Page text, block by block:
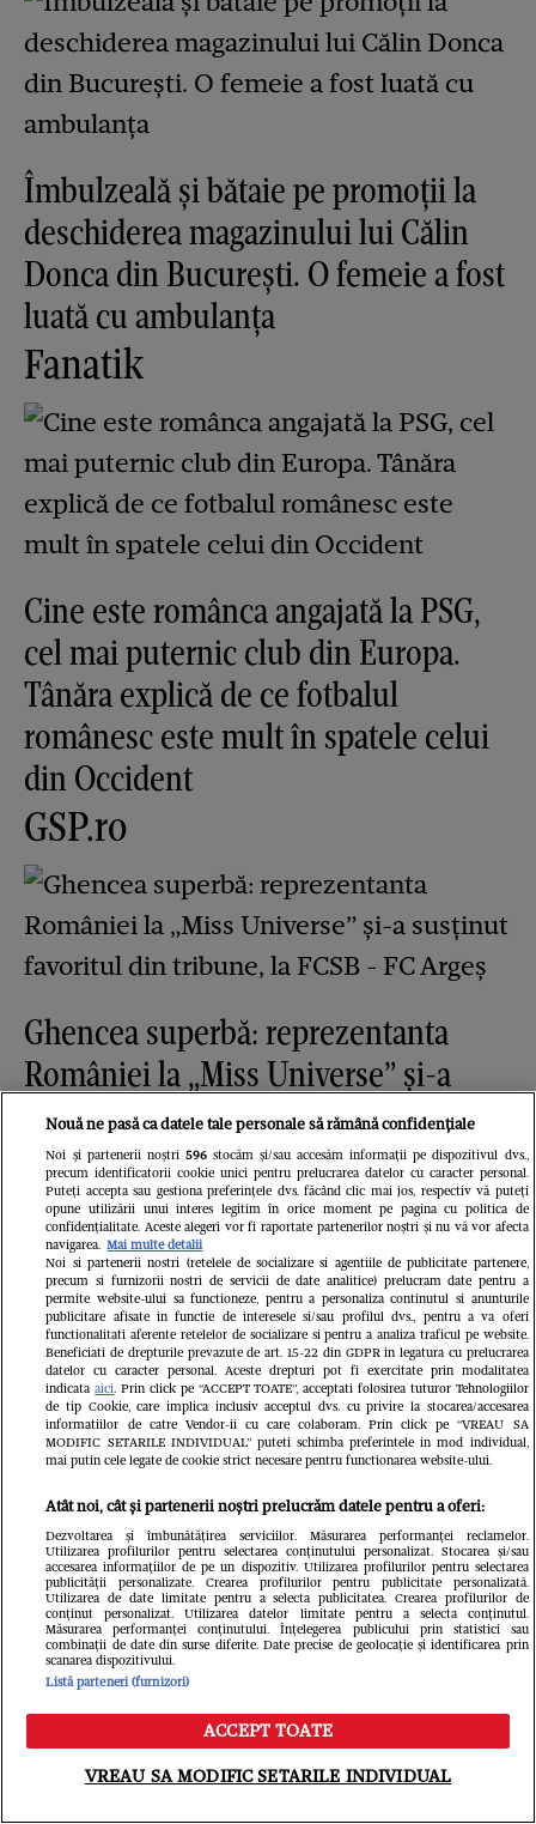
Îmbulzeală și bătaie pe promoții la
deschiderea magazinului lui Călin
Donca din București. O femeie a fost
luată cu ambulanța
Fanatik
Cine este românca angajată la PSG,
cel mai puternic club din Europa.
Tânăra explică de ce fotbalul
românesc este mult în spatele celui
din Occident
GSP.ro
Ghencea superbă: reprezentanta
României la „Miss Universe” și-a
susținut favoritul din tribune, la
FCSB - FC Argeș
Redactia.ro
Cum a fost Denise Rifai înșelată de
fostul iubit? Prezentatoarea a făcut
dezvăluirea în direct, la TV
Libertatea.ro
Meniu Caută
Nouă ne pasă ca datele tale personale să rămână confidențiale
Noi și partenerii noștri 596stocăm și/sau accesăm informații pe dispozitivul dvs.,
precum identificatorii cookie unici pentru prelucrarea datelor cu caracter personal.
Puteți accepta sau gestiona preferințele dvs. făcând clic mai jos, respectiv vă puteți
opune utilizării unui interes legitim în orice moment pe pagina cu politica de
confidențialitate. Aceste alegeri vor fi raportate partenerilor noștri și nu vă vor afecta
navigarea. Mai multe detalii
Noi si partenerii nostri (retelele de socializare si agentiile de publicitate partenere,
precum si furnizorii nostri de servicii de date analitice) prelucram date pentru a
permite website-ului sa functioneze, pentru a personaliza continutul si anunturile
publicitare afisate in functie de interesele si/sau profilul dvs., pentru a va oferi
functionalitati aferente retelelor de socializare si pentru a analiza traficul pe website.
Beneficiati de drepturile prevazute de art. 15-22 din GDPR in legatura cu prelucrarea
datelor cu caracter personal. Aceste drepturi pot fi exercitate prin modalitatea
indicataaici. Prin click pe “ACCEPT TOATE”, acceptati folosirea tuturor Tehnologiilor
de tip Cookie, care implica inclusiv acceptul dvs. cu privire la stocarea/accesarea
informatiilor de catre Vendor-ii cu care colaboram. Prin click pe “VREAU SA
MODIFIC SETARILE INDIVIDUAL” puteti schimba preferintele in mod individual,
mai putin cele legate de cookie strict necesare pentru functionarea website-ului.
Atât noi, cât și partenerii noștri prelucrăm datele pentru a oferi:
Dezvoltarea și îmbunătățirea serviciilor. Măsurarea performanței reclamelor.
Utilizarea profilurilor pentru selectarea conținutului personalizat. Stocarea și/sau
accesarea informațiilor de pe un dispozitiv. Utilizarea profilurilor pentru selectarea
publicității personalizate. Crearea profilurilor pentru publicitate personalizată.
Utilizarea de date limitate pentru a selecta publicitatea. Crearea profilurilor de
conținut personalizat. Utilizarea datelor limitate pentru a selecta conținutul.
Măsurarea performanței conținutului. Înțelegerea publicului prin statistici sau
combinații de date din surse diferite. Date precise de geolocație și identificarea prin
scanarea dispozitivului.
Listă parteneri (furnizori)
ACCEPT TOATE
VREAU SA MODIFIC SETARILE INDIVIDUAL